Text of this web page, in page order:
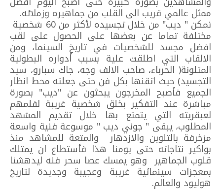
ممثل عالمي قريب الى القلب من جماهيره وزملائه.
تمكن " ديب" من خلال تجسيده لأكثر من 60 شخصية
مختلفة تماما عن بعضها على الحصول على لقب
افضل مجسد للشخصيات في تاريخ السينما، ومن
الالقاب التي اطلقت علية بسبب أدواره البطولية
المتلونة( الحرباء، صاحب الالف وجه، جاك سبارو، سيد
التجسيد) حيث اتقنها بكل فن حتى جعلته محط انظار
الجميع فأصبح المخرجون يبحثون عن "ديب" بصورة
مباشرة عند التفكير بخلق شخصية غريبة لفلمهم
لعبقريته التي يتمتع بها خلال تقديم المشهد
المطلوب، يبقى " جوني ديب " موسوعة فنية واسعة
مزخرفة بالتلوين والازدهار والمتعة للمشاهد منذ
بواكير نتاجاته حتى يومنا هذا فأستطاع ان يمتلك
قلوب الجماهير وهو يمسك عصا سحر فنه ليدهشنا
بمعجزات سينمائية غريبة وعجيبة وجديدة لتاريخ
هوليود والعالم.